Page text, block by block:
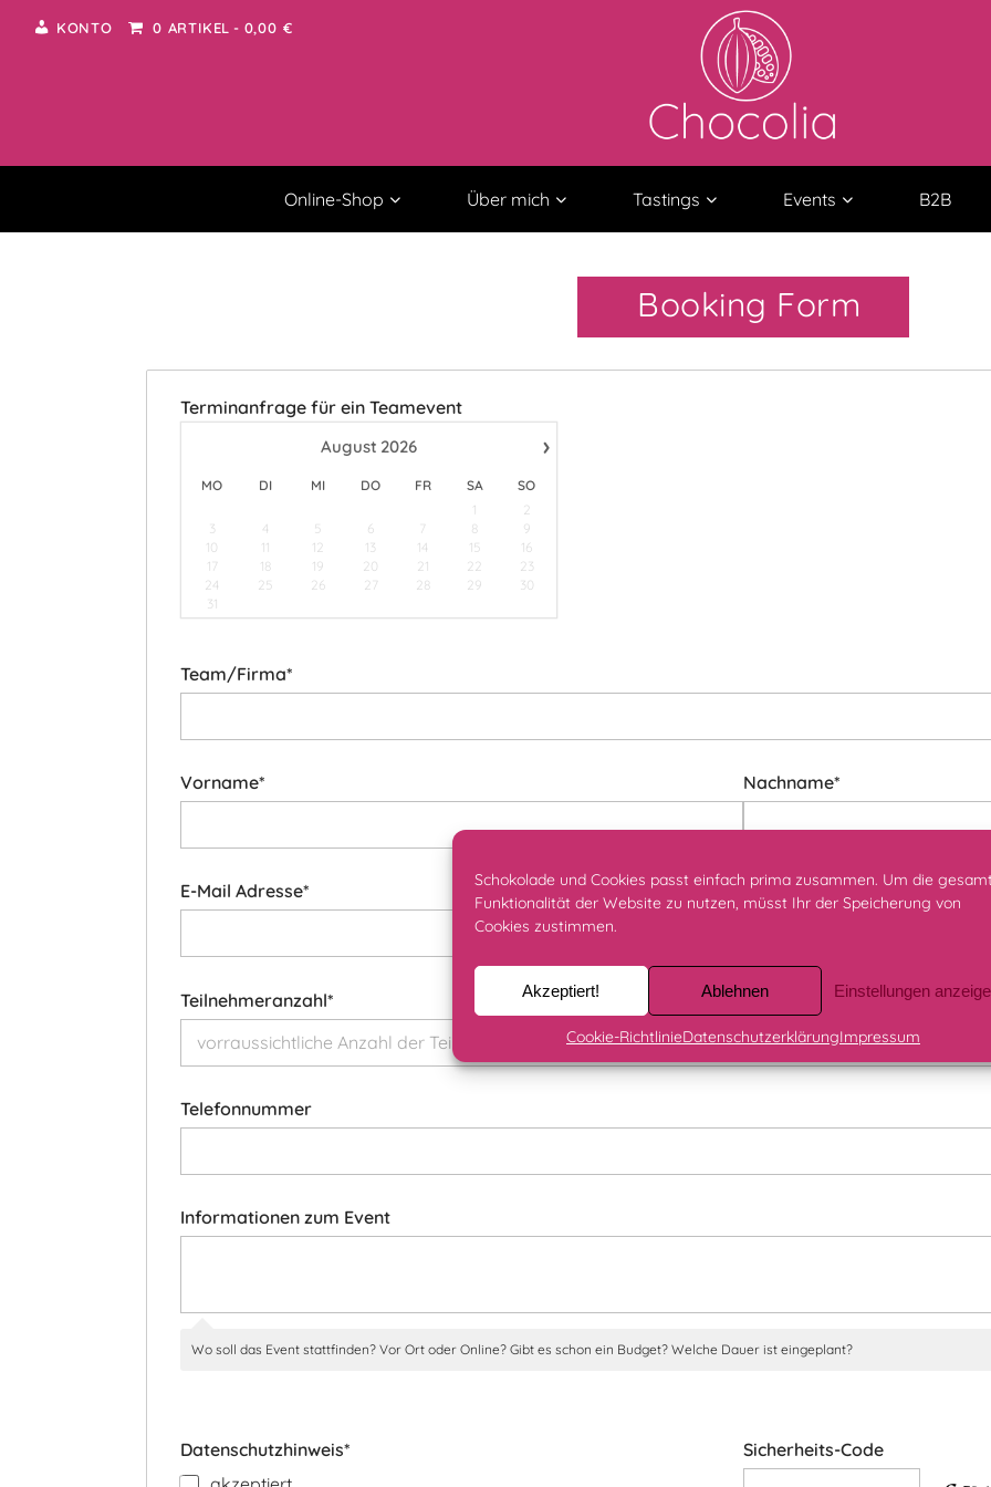
Schokolade und Cookies passt einfach prima zusammen. Um die
Funktionalität der Website zu nutzen, müsst Ihr der Speicherung von
Cookies zustimmen.
Akzeptiert! Ablehnen Einstellungen
Cookie-RichtlinieDatenschutzerklärungImpressum
KONTO 0 ARTIKEL 0,00 €
Online-Shop Über mich Tastings Events B2B
Booking Form
Terminanfrage für ein Teamevent
›
August 2026
MO DI MI DO FR SA
SO
1
2
3
4 5 6 7 8
9
10
11 12 13 14 15
16
17
18 19 20 21 22
23
24
25 26 27 28 29
30
31
Team/Firma*
Vorname* Nachname*
E-Mail Adresse*
Teilnehmeranzahl*
Telefonnummer
Informationen zum Event
Wo soll das Event stattfinden? Vor Ort oder Online? Gibt es schon ein Budget? Welche Dauer ist eingeplant?
Datenschutzhinweis*
Sicherheits-Code